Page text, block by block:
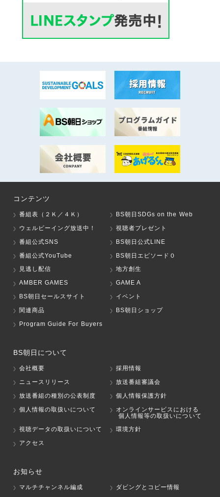
コンテンツ
番組表（２Ｋ／４Ｋ）
BS朝日SDGs on the Web
ウェルビーイング放送中！
視聴者プレゼント
番組公式SNS
BS朝日公式LINE
番組公式YouTube
BS朝日エピソード０
見逃し配信
地方創生
AMBER GAMES
GAME A
BS朝日セールスサイト
イベント
関連商品
BS朝日ショップ
Program Guide For Buyers
BS朝日について
会社概要
採用情報
ニュースリリース
放送番組審議会
放送番組の種別の公表制度
個人情報保護方針
個人情報の取扱いについて
オンラインサービスにおける
個人情報等の取扱いについて
視聴データの取扱いについて
環境方針
アクセス
お知らせ
マルチチャンネル編成 ダビングとコピー情報